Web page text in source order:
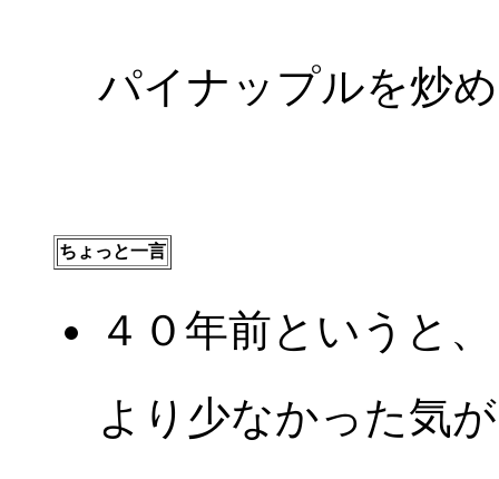
パイナップルを炒
ちょっと一言
４０年前というと
より少なかった気